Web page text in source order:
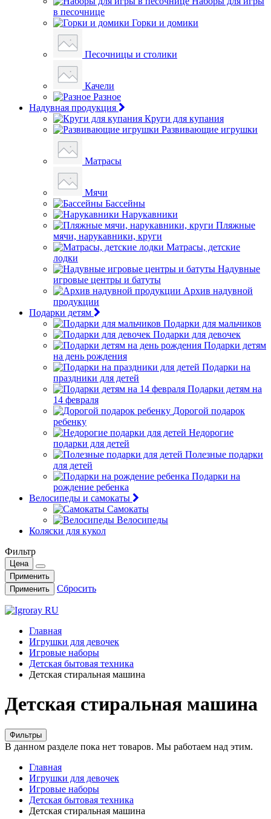
в песочнице
Горки и домики
Песочницы и столики
Качели
Разное
Надувная продукция
Круги для купания
Развивающие игрушки
Матрасы
Мячи
Бассейны
Нарукавники
Пляжные
мячи, нарукавники, круги
Матрасы, детские
лодки
Надувные
игровые центры и батуты
Архив надувной
продукции
Подарки детям
Подарки для мальчиков
Подарки для девочек
Подарки детям
на день рождения
Подарки на
праздники для детей
Подарки детям на
14 февраля
Дорогой подарок
ребенку
Недорогие
подарки для детей
Полезные подарки
для детей
Подарки на
рождение ребенка
Велосипеды и самокаты
Самокаты
Велосипеды
Коляски для кукол
Фильтр
Цена
Применить
Применить
Сбросить
Главная
Игрушки для девочек
Игровые наборы
Детская бытовая техника
Детская стиральная машина
Детская стиральная машина
Фильтры
В данном разделе пока нет товаров. Мы работаем над этим.
Главная
Игрушки для девочек
Игровые наборы
Детская бытовая техника
Детская стиральная машина